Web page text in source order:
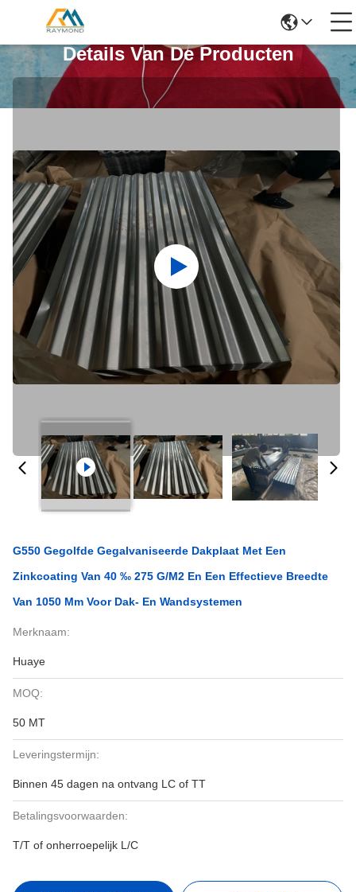
Details Van De Producten
G550 Gegolfde Gegalvaniseerde Dakplaat Met Een
Zinkcoating Van 40 ‰ 275 G/m2 En Een Effectieve Breedte
Van 1050 Mm Voor Dak- En Wandsystemen
Merknaam:
Huaye
MOQ:
50 MT
Leveringstermijn:
Binnen 45 dagen na ontvang LC of TT
Betalingsvoorwaarden:
T/T of onherroepelijk L/C